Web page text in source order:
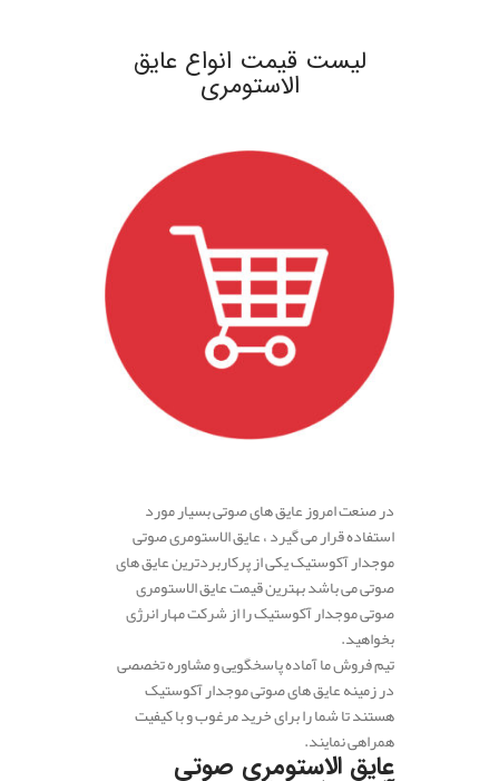
لیست قیمت انواع عایق
الاستومری
در صنعت امروز عایق های صوتی بسیار مورد
استفاده قرار می گیرد ، عایق الاستومری صوتی
موجدار آکوستیک یکی از پرکاربردترین عایق های
صوتی می باشد بهترین قیمت عایق الاستومری
صوتی موجدار آکوستیک را از شرکت مهار انرژی
بخواهید.
تیم فروش ما آماده پاسخگویی و مشاوره تخصصی
در زمینه عایق های صوتی موجدار آکوستیک
هستند تا شما را برای خرید مرغوب و با کیفیت
همراهی نمایند.
عایق الاستومری صوتی